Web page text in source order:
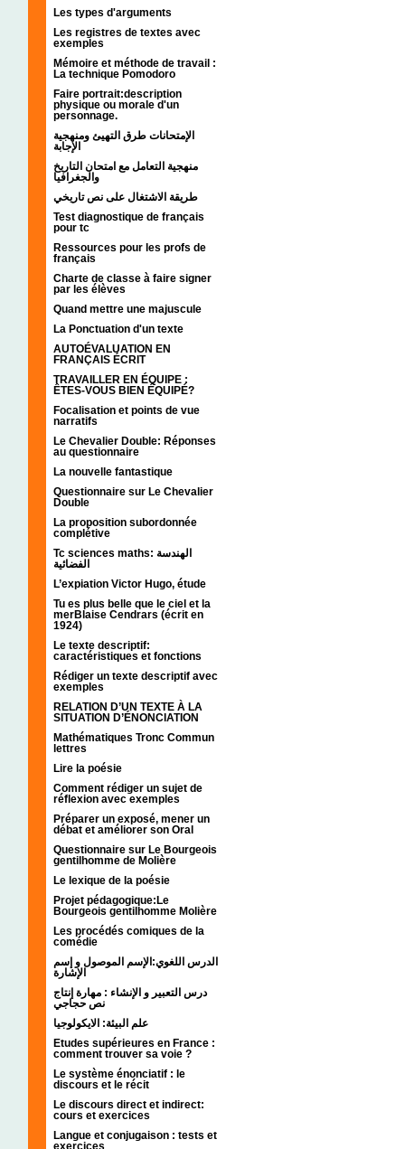
Les types d'arguments
Les registres de textes avec
exemples
Mémoire et méthode de travail :
La technique Pomodoro
Faire portrait:description
physique ou morale d'un
personnage.
الإمتحانات طرق التهيئ ومنهجية
الإجابة
منهجية التعامل مع امتحان التاريخ
والجغرافيا
طريقة الاشتغال على نص تاريخي
Test diagnostique de français
pour tc
Ressources pour les profs de
français
Charte de classe à faire signer
par les élèves
Quand mettre une majuscule
La Ponctuation d'un texte
AUTOÉVALUATION EN
FRANÇAIS ÉCRIT
TRAVAILLER EN ÉQUIPE :
ÊTES-VOUS BIEN ÉQUIPÉ?
Focalisation et points de vue
narratifs
Le Chevalier Double: Réponses
au questionnaire
La nouvelle fantastique
Questionnaire sur Le Chevalier
Double
La proposition subordonnée
complétive
Tc sciences maths: الهندسة
الفضائية
L’expiation Victor Hugo, étude
Tu es plus belle que le ciel et la
merBlaise Cendrars (écrit en
1924)
Le texte descriptif:
caractéristiques et fonctions
Rédiger un texte descriptif avec
exemples
RELATION D’UN TEXTE À LA
SITUATION D’ÉNONCIATION
Mathématiques Tronc Commun
lettres
Lire la poésie
Comment rédiger un sujet de
réflexion avec exemples
Préparer un exposé, mener un
débat et améliorer son Oral
Questionnaire sur Le Bourgeois
gentilhomme de Molière
Le lexique de la poésie
Projet pédagogique:Le
Bourgeois gentilhomme Molière
Les procédés comiques de la
comédie
الدرس اللغوي:الإسم الموصول و إسم
الإشارة
درس التعبير و الإنشاء : مهارة إنتاج
نص حجاجي
علم البيئة: الايكولوجيا
Etudes supérieures en France :
comment trouver sa voie ?
Le système énonciatif : le
discours et le récit
Le discours direct et indirect:
cours et exercices
Langue et conjugaison : tests et
exercices